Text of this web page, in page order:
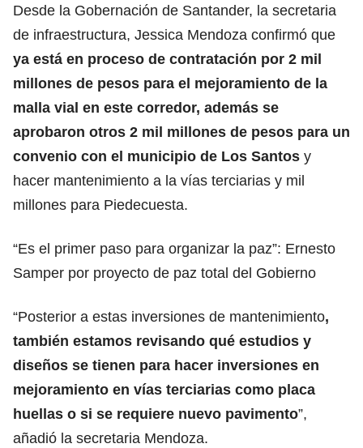
Desde la Gobernación de Santander, la secretaria
de infraestructura, Jessica Mendoza confirmó que
ya está en proceso de contratación por 2 mil
millones de pesos para el mejoramiento de la
malla vial en este corredor, además se
aprobaron otros 2 mil millones de pesos para un
convenio con el municipio de Los Santos y
hacer mantenimiento a la vías terciarias y mil
millones para Piedecuesta.
“Es el primer paso para organizar la paz”: Ernesto
Samper por proyecto de paz total del Gobierno
“Posterior a estas inversiones de mantenimiento,
también estamos revisando qué estudios y
diseños se tienen para hacer inversiones en
mejoramiento en vías terciarias como placa
huellas o si se requiere nuevo pavimento”,
añadió la secretaria Mendoza.